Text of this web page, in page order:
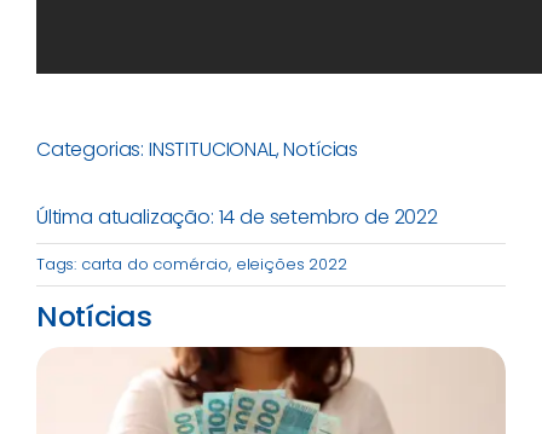
Categorias: INSTITUCIONAL,Notícias
Última atualização: 14 de setembro de 2022
Tags: carta do comércio, eleições 2022
Notícias